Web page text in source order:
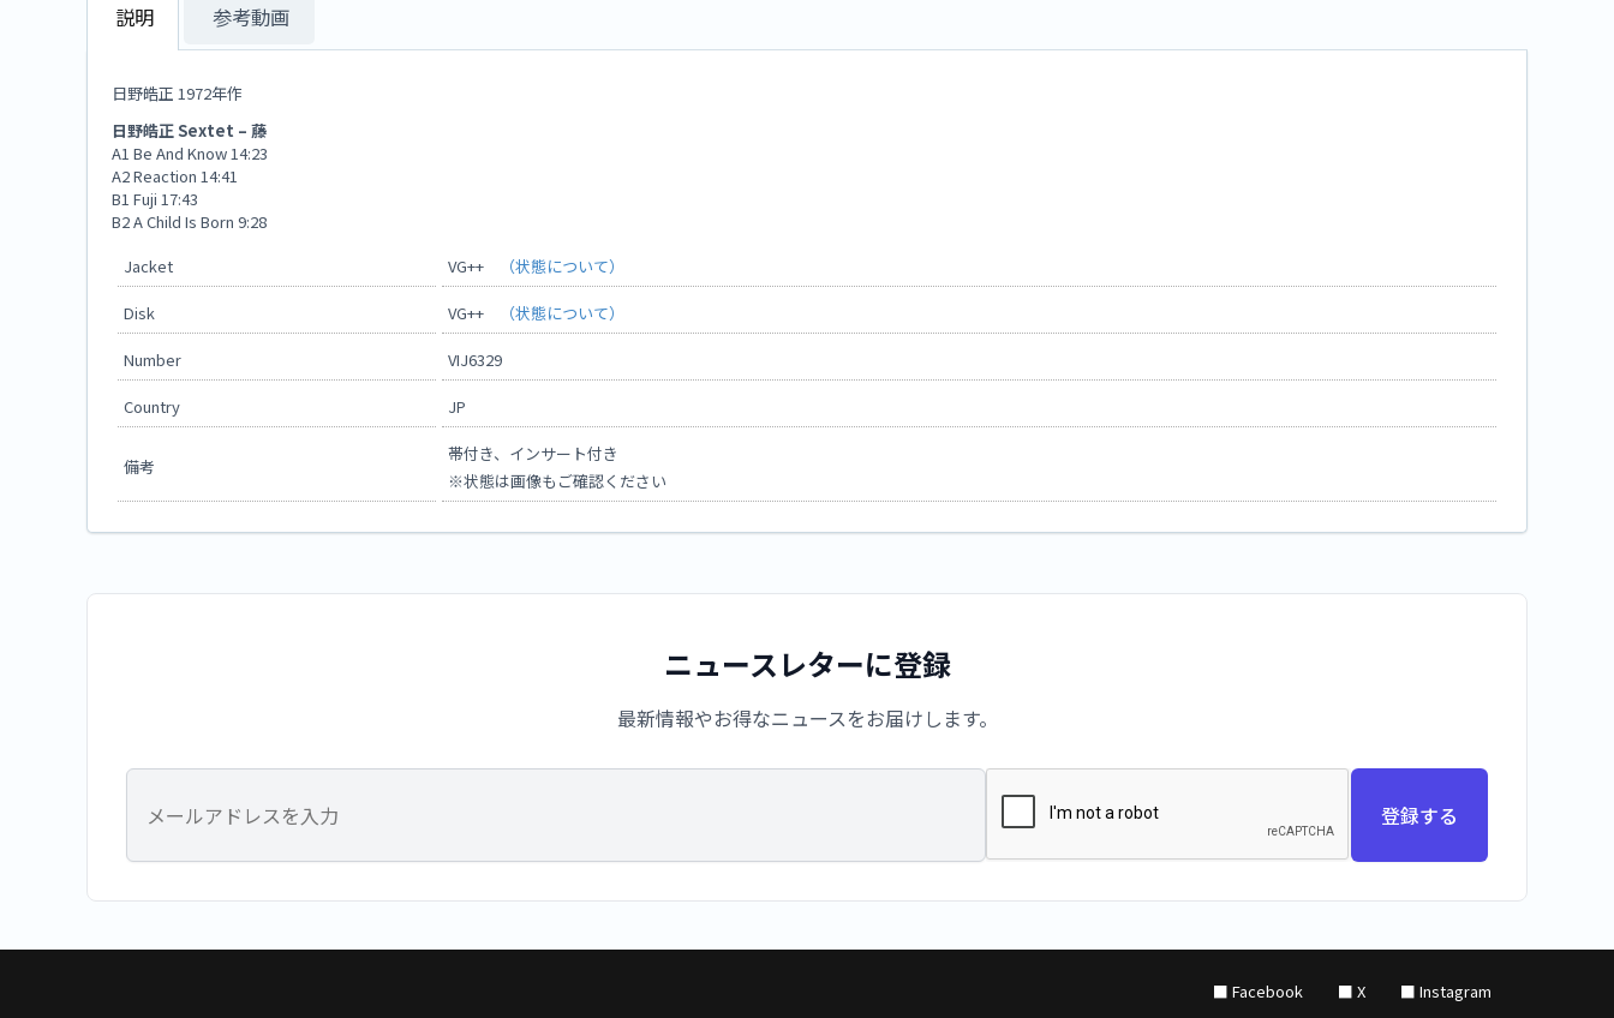
説明 参考動画
日野皓正 1972年作
日野皓正 Sextet ‎– 藤
A1 Be And Know 14:23
A2 Reaction 14:41
B1 Fuji 17:43
B2 A Child Is Born 9:28
Jacket
VG++ （状態について）
Disk VG++ （状態について）
Number VIJ6329
Country JP
備考
帯付き、インサート付き
※状態は画像もご確認ください
ニュースレターに登録
最新情報やお得なニュースをお届けします。
登録する
■ Facebook ■ X ■ Instagram